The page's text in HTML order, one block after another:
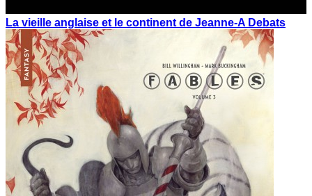
La vieille anglaise et le continent de Jeanne-A Debats